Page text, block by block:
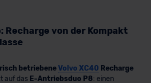
Recharge von der Kompakt
betriebeneVolvo XC40 Recharge
auf das E-Antriebsduo P8: einen